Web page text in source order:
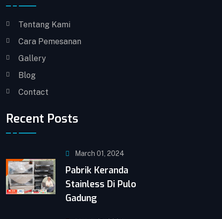
Tentang Kami
Cara Pemesanan
Gallery
Blog
Contact
Recent Posts
March 01, 2024
Pabrik Keranda
Stainless Di Pulo
Gadung